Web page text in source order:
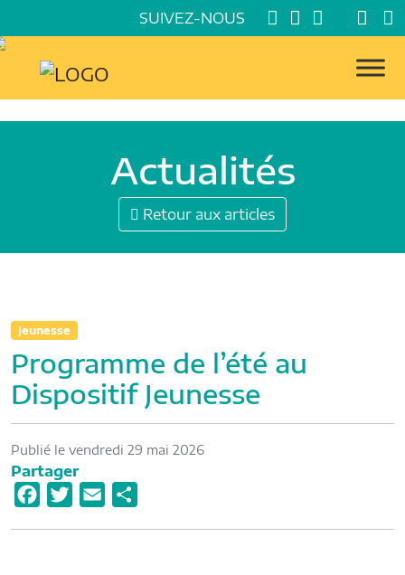
SUIVEZ-NOUS
Actualités
Retour aux articles
Jeunesse
Programme de l’été au
Dispositif Jeunesse
Publié le vendredi 29 mai 2026
Partager